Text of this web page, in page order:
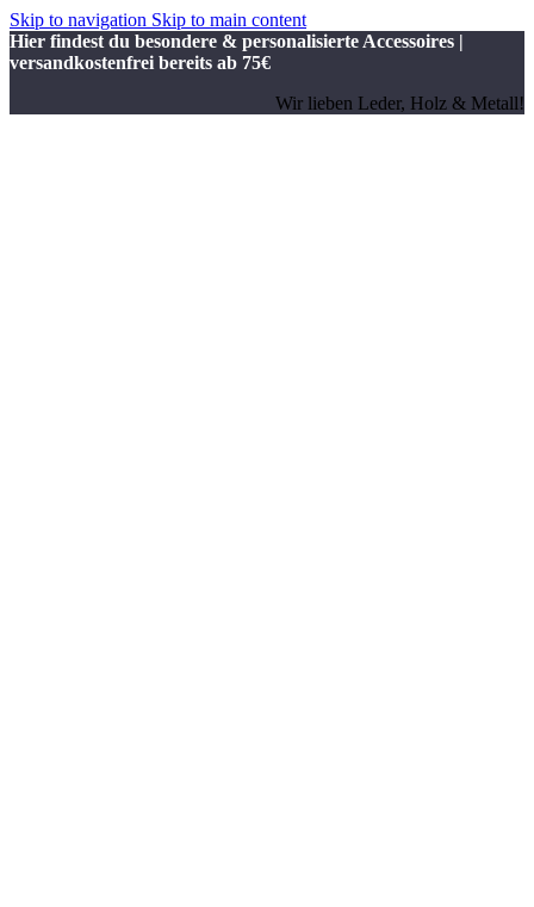
Skip to navigation Skip to main content
Hier findest du besondere & personalisierte Accessoires |
versandkostenfrei bereits ab 75€
Wir lieben Leder, Holz & Metall!